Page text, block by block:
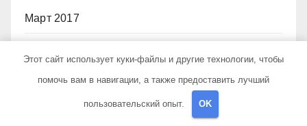
Март 2017
Февраль 2017
Этот сайт использует куки-файлы и другие технологии, чтобы
помочь вам в навигации, а также предоставить лучший
пользовательский опыт. OK